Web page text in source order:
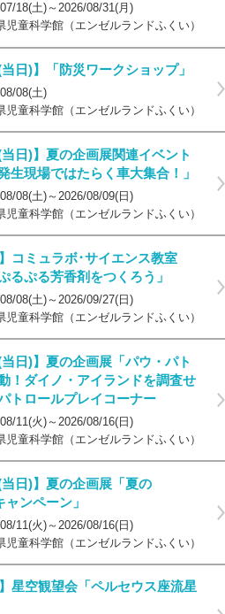
18(土)～2026/08/31(月)
児童科学館（エンゼルランドふくい）
当日)】「防災ワークショップ」
08(土)
児童科学館（エンゼルランドふくい）
当日)】夏の企画展関連イベント
生現場ではたらく車大集合！」
08(土)～2026/08/09(日)
児童科学館（エンゼルランドふくい）
コミュラボ･サイエンス教室
るぷる芳香剤をつくろう」
08(土)～2026/09/27(日)
児童科学館（エンゼルランドふくい）
当日)】夏の企画展「パウ・パト
！ダイノ・アイランドを調査せ
トロールプレイコーナー
11(火)～2026/08/16(日)
児童科学館（エンゼルランドふくい）
当日)】夏の企画展「夏の
ンペーン」
11(火)～2026/08/16(日)
児童科学館（エンゼルランドふくい）
星空観望会「ペルセウス座流星